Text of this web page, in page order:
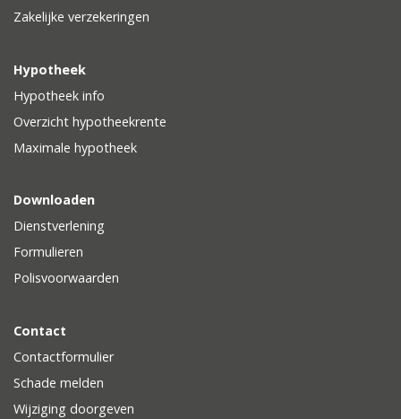
Zakelijke verzekeringen
Hypotheek
Hypotheek info
Overzicht hypotheekrente
Maximale hypotheek
Downloaden
Dienstverlening
Formulieren
Polisvoorwaarden
Contact
Contactformulier
Schade melden
Wijziging doorgeven